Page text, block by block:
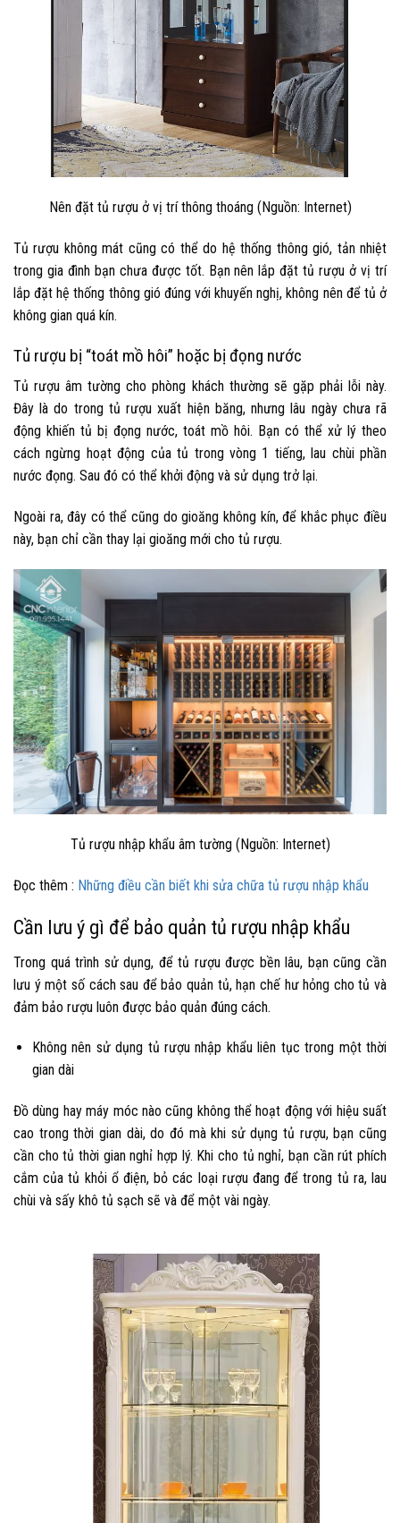
Nên đặt tủ rượu ở vị trí thông thoáng (Nguồn: Internet)
Tủ rượu không mát cũng có thể do hệ thống thông gió, tản nhiệt
trong gia đình bạn chưa được tốt. Bạn nên lắp đặt tủ rượu ở vị trí
lắp đặt hệ thống thông gió đúng với khuyến nghị, không nên để tủ ở
không gian quá kín.
Tủ rượu bị “toát mồ hôi” hoặc bị đọng nước
Tủ rượu âm tường cho phòng khách thường sẽ gặp phải lỗi này.
Đây là do trong tủ rượu xuất hiện băng, nhưng lâu ngày chưa rã
động khiến tủ bị đọng nước, toát mồ hôi. Bạn có thể xử lý theo
cách ngừng hoạt động của tủ trong vòng 1 tiếng, lau chùi phần
nước đọng. Sau đó có thể khởi động và sử dụng trở lại.
Ngoài ra, đây có thể cũng do gioăng không kín, để khắc phục điều
này, bạn chỉ cần thay lại gioăng mới cho tủ rượu.
Tủ rượu nhập khẩu âm tường (Nguồn: Internet)
Đọc thêm : Những điều cần biết khi sửa chữa tủ rượu nhập khẩu
Cần lưu ý gì để bảo quản tủ rượu nhập khẩu
Trong quá trình sử dụng, để tủ rượu được bền lâu, bạn cũng cần
lưu ý một số cách sau để bảo quản tủ, hạn chế hư hỏng cho tủ và
đảm bảo rượu luôn được bảo quản đúng cách.
Không nên sử dụng tủ rượu nhập khẩu liên tục trong một thời
gian dài
Đồ dùng hay máy móc nào cũng không thể hoạt động với hiệu suất
cao trong thời gian dài, do đó mà khi sử dụng tủ rượu, bạn cũng
cần cho tủ thời gian nghỉ hợp lý. Khi cho tủ nghỉ, bạn cần rút phích
cắm của tủ khỏi ổ điện, bỏ các loại rượu đang để trong tủ ra, lau
chùi và sấy khô tủ sạch sẽ và để một vài ngày.